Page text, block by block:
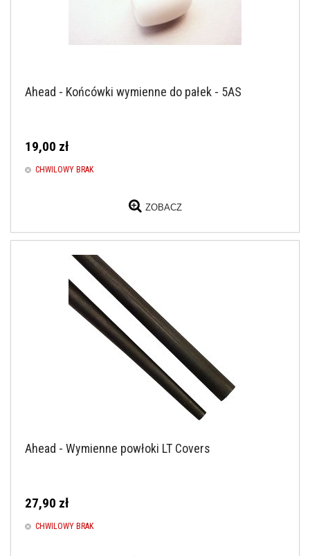
Ahead - Końcówki wymienne do pałek - 5AS
19,00 zł
CHWILOWY BRAK
ZOBACZ
Ahead - Wymienne powłoki LT Covers
27,90 zł
CHWILOWY BRAK